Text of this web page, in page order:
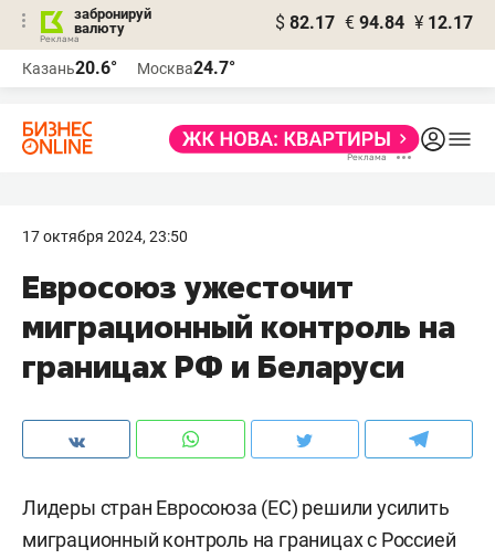
забронируй
валюту
$ 82.17 € 94.84 ¥ 12.17
Казань20.6° Москва24.7°
17 октября 2024, 23:50
Евросоюз ужесточит
миграционный контроль на
границах РФ и Беларуси
Лидеры стран Евросоюза (ЕС) решили усилить
миграционный контроль на границах с Россией